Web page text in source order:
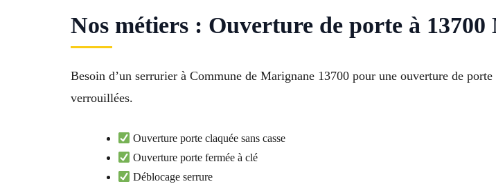
Nos métiers : Ouverture de porte à
Besoin d’un serrurier à Commune de Marignane 13700 pour une ouverture de
verrouillées.
Ouverture porte claquée sans casse
Ouverture porte fermée à clé
Déblocage serrure